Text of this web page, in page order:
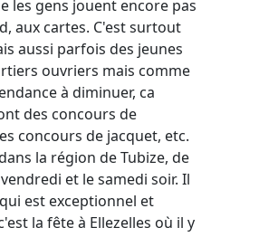
les gens jouent encore pas
aux cartes. C'est surtout
aussi parfois des jeunes
ouvriers mais comme
à diminuer, ca
des concours de
concours de jacquet, etc.
la région de Tubize, de
et le samedi soir. Il
est exceptionnel et
la fête à Ellezelles où il y